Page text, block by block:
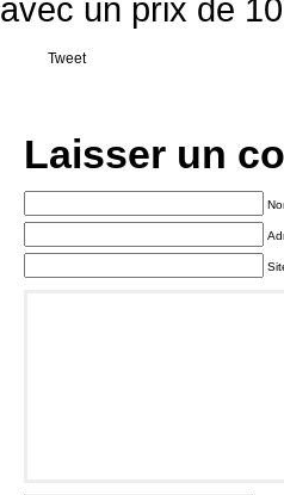
avec un prix de
Tweet
Laisser un